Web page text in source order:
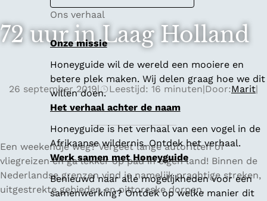
Ons verhaal
Onze missie
Honeyguide wil de wereld een mooiere en
betere plek maken. Wij delen graag hoe we dit
willen doen.
Het verhaal achter de naam
Honeyguide is het verhaal van een vogel in de
Afrikaanse wildernis. Ontdek het verhaal.
Werk samen met Honeyguide
Benieuwd naar alle mogelijkheden voor een
samenwerking? Ontdek op welke manier dit
72 uur in Laag Holland
26 september 2019| Leestijd: 16 minuten|Door:Marit|
Een weekendje weg? Vergeet lange autoritten of
vliegreizen en ga lekker op pad in eigen land! Binnen de
Nederlandse grenzen vind je namelijk prachtige streken,
uitgestrekte gebieden en pittoreske dorpen.